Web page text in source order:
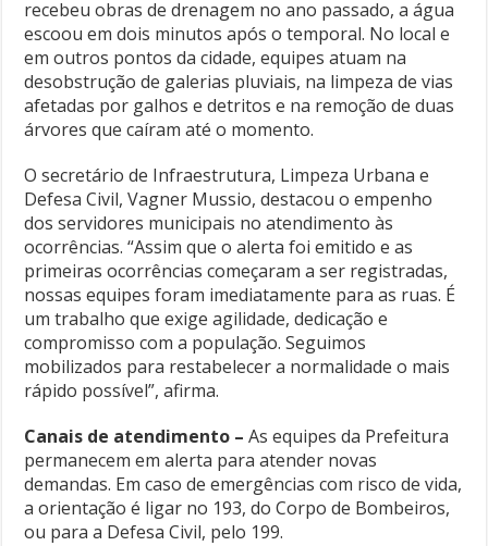
recebeu obras de drenagem no ano passado, a água
escoou em dois minutos após o temporal. No local e
em outros pontos da cidade, equipes atuam na
desobstrução de galerias pluviais, na limpeza de vias
afetadas por galhos e detritos e na remoção de duas
árvores que caíram até o momento.
O secretário de Infraestrutura, Limpeza Urbana e
Defesa Civil, Vagner Mussio, destacou o empenho
dos servidores municipais no atendimento às
ocorrências. “Assim que o alerta foi emitido e as
primeiras ocorrências começaram a ser registradas,
nossas equipes foram imediatamente para as ruas. É
um trabalho que exige agilidade, dedicação e
compromisso com a população. Seguimos
mobilizados para restabelecer a normalidade o mais
rápido possível”, afirma.
Canais de atendimento – As equipes da Prefeitura
permanecem em alerta para atender novas
demandas. Em caso de emergências com risco de vida,
a orientação é ligar no 193, do Corpo de Bombeiros,
ou para a Defesa Civil, pelo 199.